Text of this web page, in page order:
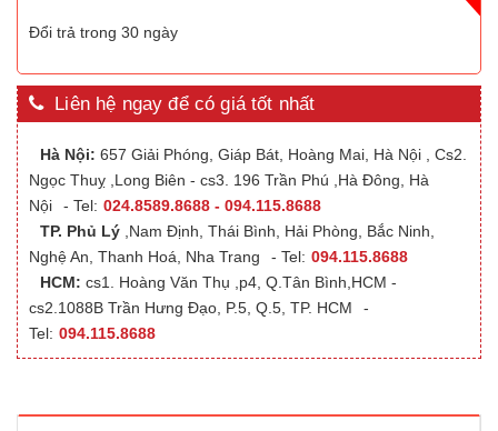
Đổi trả trong 30 ngày
Liên hệ ngay để có giá tốt nhất
Hà Nội: 657 Giải Phóng, Giáp Bát, Hoàng Mai, Hà Nội , Cs2.
Ngọc Thuỵ ,Long Biên - cs3. 196 Trần Phú ,Hà Đông, Hà
Nội
- Tel: 024.8589.8688 - 094.115.8688
TP. Phủ Lý ,Nam Định, Thái Bình, Hải Phòng, Bắc Ninh,
Nghệ An, Thanh Hoá, Nha Trang
- Tel: 094.115.8688
HCM: cs1. Hoàng Văn Thụ ,p4, Q.Tân Bình,HCM -
cs2.1088B Trần Hưng Đạo, P.5, Q.5, TP. HCM
-
Tel: 094.115.8688